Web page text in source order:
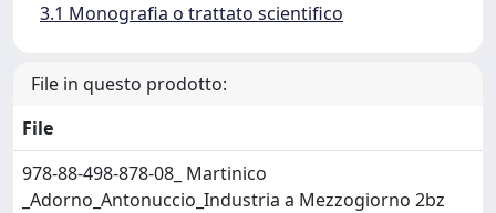
3.1 Monografia o trattato scientifico
File in questo prodotto:
File
978-88-498-878-08_ Martinico
_Adorno_Antonuccio_Industria a Mezzogiorno 2bz